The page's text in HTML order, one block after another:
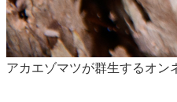
アカエゾマツが群生するオン